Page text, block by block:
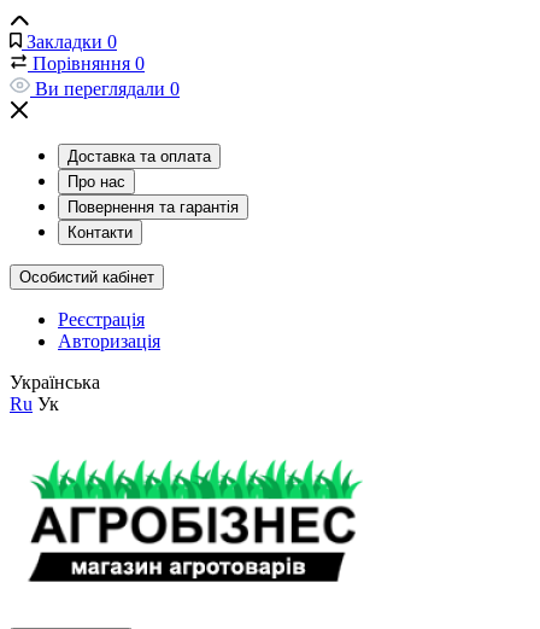
Закладки 0
Порівняння 0
Ви переглядали 0
Доставка та оплата
Про нас
Повернення та гарантія
Контакти
Особистий кабінет
Реєстрація
Авторизація
Українська
Ru Ук